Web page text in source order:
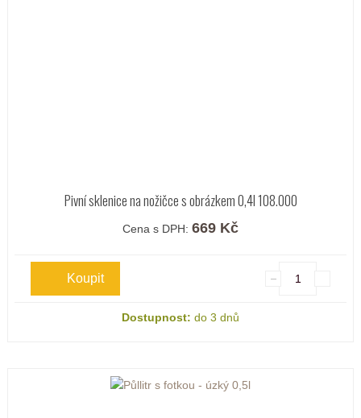
Pivní sklenice na nožičce s obrázkem 0,4l 108.000
Cena s DPH: 669 Kč
Dostupnost: do 3 dnů